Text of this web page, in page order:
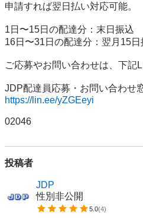
申請すれば翌日払い対応可能。
1日〜15日の配達分：末日振込
16日〜31日の配達分：翌月15日
ご応募やお問い合わせは、下記
https://lin.ee/yZGEeyi
02046
投稿者
JDP
性別非公開
5.0(4)